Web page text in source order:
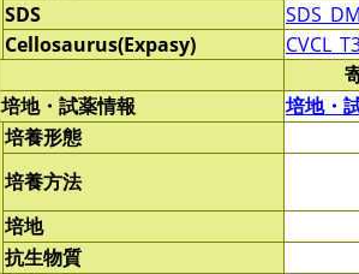
SDS
Cellosaurus(Expasy)
培地・試薬情報
培地・
培養形態
培養方法
培地
抗生物質